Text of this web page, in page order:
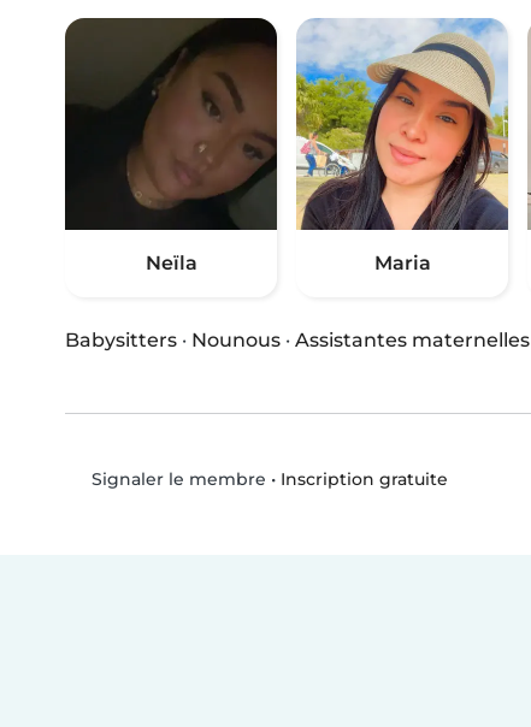
Neïla Maria
Babysitters · Nounous · Assistantes maternelles
Signaler le membre • Inscription gratuite